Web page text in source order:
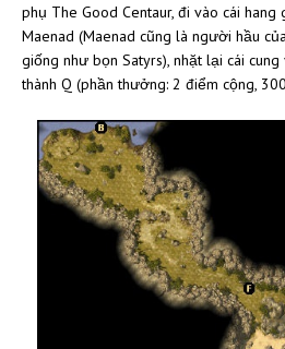
phụ The Good Centaur, đi vào cái
Maenad (Maenad cũng là người hầu
giống như bọn Satyrs), nhặt lại cái
thành Q (phần thưởng: 2 điểm cộng,